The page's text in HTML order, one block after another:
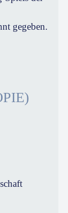
gegeben.